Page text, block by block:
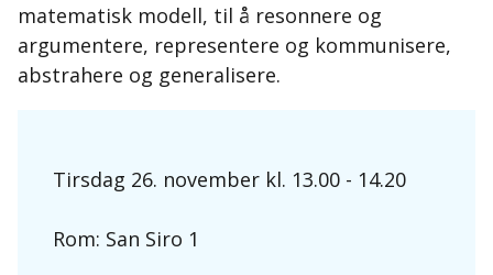
matematisk modell, til å resonnere og
argumentere, representere og kommunisere,
abstrahere og generalisere.
Tirsdag 26. november kl. 13.00 - 14.20
Rom: San Siro 1